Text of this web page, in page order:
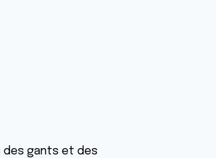
des gants et des